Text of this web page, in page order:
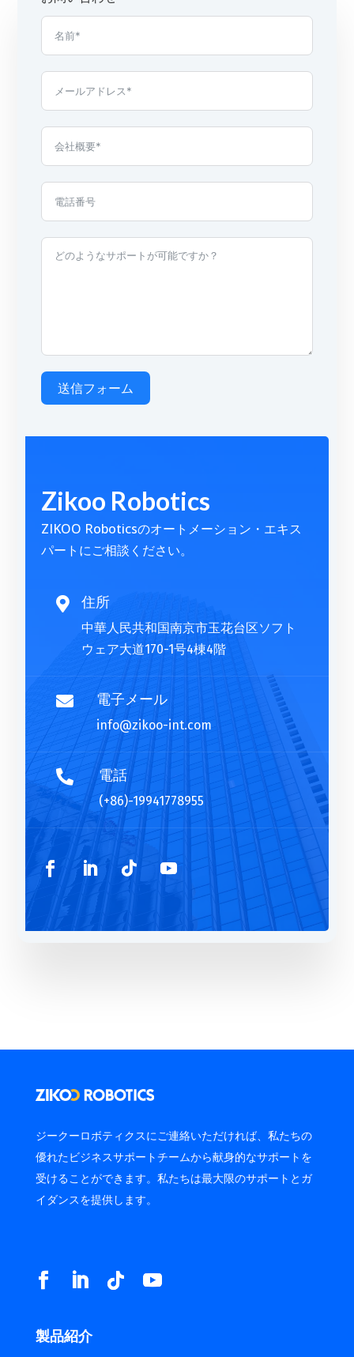
送信フォーム
e
r
n
a
Zikoo Robotics
ZIKOO Roboticsのオートメーション・エキス
パートにご相談ください。
 住所
中華人民共和国南京市玉花台区ソフト
ウェア大道170-1号4棟4階
 電子メール
info@zikoo-int.com
 電話
(+86)-19941778955
ジークーロボティクスにご連絡いただければ、私たちの
優れたビジネスサポートチームから献身的なサポートを
受けることができます。私たちは最大限のサポートとガ
イダンスを提供します。
製品紹介